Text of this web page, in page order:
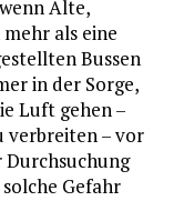
Alte,
als eine
Bussen
in der Sorge,
Luft gehen –
verbreiten – vor
Durchsuchung
Gefahr